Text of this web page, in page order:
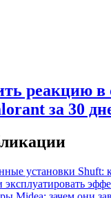
реакцию в
за 30
установки Shuft:
эксплуатировать